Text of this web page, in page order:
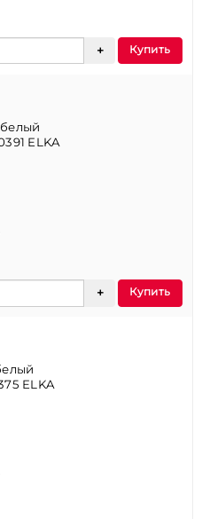
Купить
ELKA
Купить
ELKA